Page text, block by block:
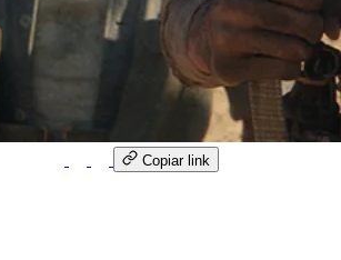
Copiar link